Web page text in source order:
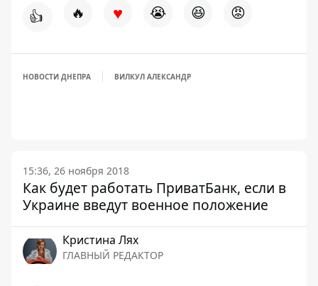
👍 🔥 ♥ 😭 😆 😡
НОВОСТИ ДНЕПРА ВИЛКУЛ АЛЕКСАНДР
15:36, 26 ноября 2018
Как будет работать ПриватБанк, если в
Украине введут военное положение
Кристина Лях
ГЛАВНЫЙ РЕДАКТОР